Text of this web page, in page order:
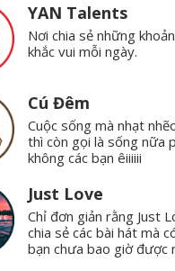
YAN Talents
Nơi chia sẻ những
khắc vui mỗi ngày.
Cú Đêm
Cuộc sống mà nhạt
thì còn gọi là sống nữa
không các bạn êiiiiii
Just Love
Chỉ đơn giản rằng Just
chia sẻ các bài hát mà
bạn chưa bao giờ được